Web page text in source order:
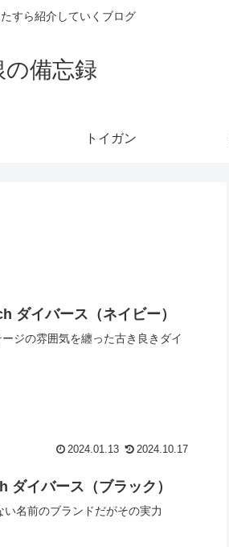
すら紹介していくブログ
の備忘録
トイガン
ダイバース（ネイビー）
ジの雰囲気を纏った古き良きダイ
2024.01.13 2024.10.17
ダイバース（ブラック）
名前のブランドだがその実力